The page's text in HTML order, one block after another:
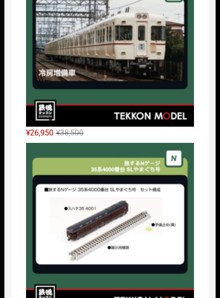
¥14,300
で
し
た。
は
¥10,010
で
す。
¥38,500元
の
価
¥38,500
し
た。
¥26,950
現
在
の
は
で
す。